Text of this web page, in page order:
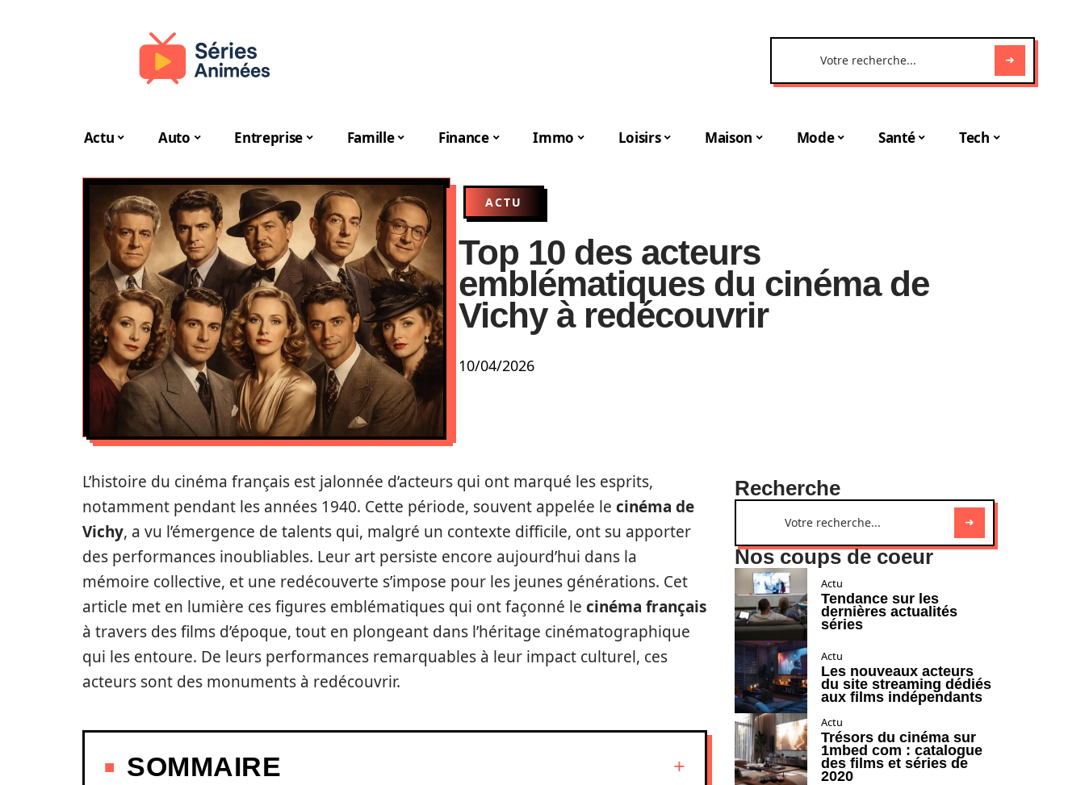
Actu Auto Entreprise Famille Finance Immo Loisirs Maison Mode Santé Tech
ACTU
Top 10 des acteurs
emblématiques du cinéma de
Vichy à redécouvrir
10/04/2026
L’histoire du cinéma français est jalonnée d’acteurs qui ont marqué les esprits,
notamment pendant les années 1940. Cette période, souvent appelée le cinéma de
Vichy, a vu l’émergence de talents qui, malgré un contexte difficile, ont su apporter
des performances inoubliables. Leur art persiste encore aujourd’hui dans la
mémoire collective, et une redécouverte s’impose pour les jeunes générations. Cet
article met en lumière ces figures emblématiques qui ont façonné le cinéma français
à travers des films d’époque, tout en plongeant dans l’héritage cinématographique
qui les entoure. De leurs performances remarquables à leur impact culturel, ces
acteurs sont des monuments à redécouvrir.
SOMMAIRE
Recherche
Nos coups de coeur
Actu
Tendance sur les
dernières actualités
séries
Actu
Les nouveaux acteurs
du site streaming dédiés
aux films indépendants
Actu
Trésors du cinéma sur
1mbed com : catalogue
des films et séries de
2020